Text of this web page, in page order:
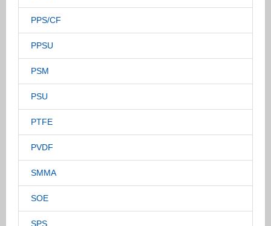
PPS/CF
PPSU
PSM
PSU
PTFE
PVDF
SMMA
SOE
SPS